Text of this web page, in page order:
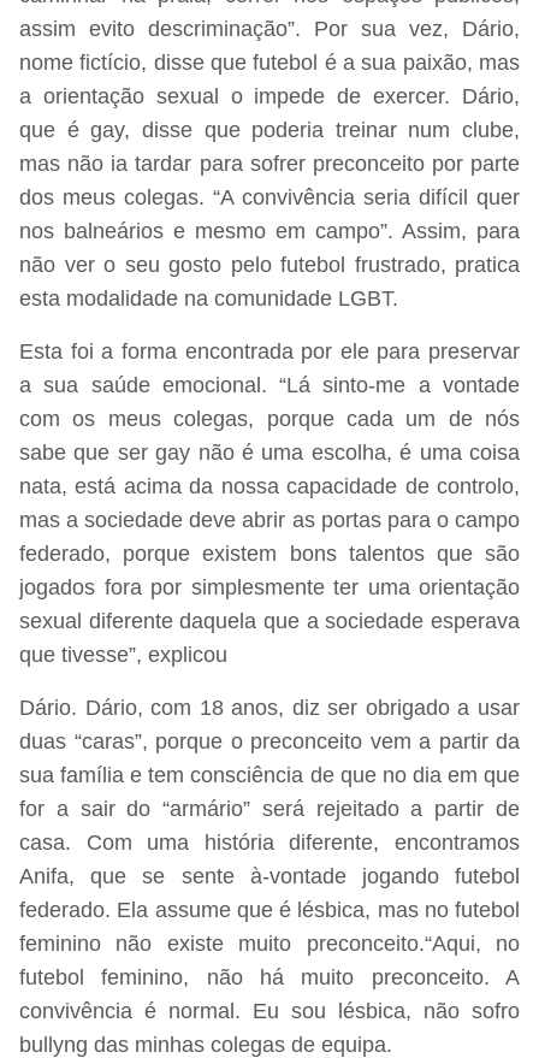
assim evito descriminação”. Por sua vez, Dário,
nome fictício, disse que futebol é a sua paixão, mas
a orientação sexual o impede de exercer. Dário,
que é gay, disse que poderia treinar num clube,
mas não ia tardar para sofrer preconceito por parte
dos meus colegas. “A convivência seria difícil quer
nos balneários e mesmo em campo”. Assim, para
não ver o seu gosto pelo futebol frustrado, pratica
esta modalidade na comunidade LGBT.
Esta foi a forma encontrada por ele para preservar
a sua saúde emocional. “Lá sinto-me a vontade
com os meus colegas, porque cada um de nós
sabe que ser gay não é uma escolha, é uma coisa
nata, está acima da nossa capacidade de controlo,
mas a sociedade deve abrir as portas para o campo
federado, porque existem bons talentos que são
jogados fora por simplesmente ter uma orientação
sexual diferente daquela que a sociedade esperava
que tivesse”, explicou
Dário. Dário, com 18 anos, diz ser obrigado a usar
duas “caras”, porque o preconceito vem a partir da
sua família e tem consciência de que no dia em que
for a sair do “armário” será rejeitado a partir de
casa. Com uma história diferente, encontramos
Anifa, que se sente à-vontade jogando futebol
federado. Ela assume que é lésbica, mas no futebol
feminino não existe muito preconceito.“Aqui, no
futebol feminino, não há muito preconceito. A
convivência é normal. Eu sou lésbica, não sofro
bullyng das minhas colegas de equipa.